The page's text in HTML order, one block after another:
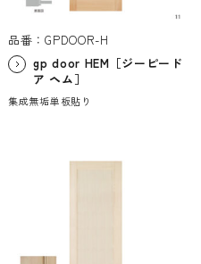
品番：GPDOOR-H
gp door HEM［ジーピード
ア ヘム］
集成無垢単板貼り